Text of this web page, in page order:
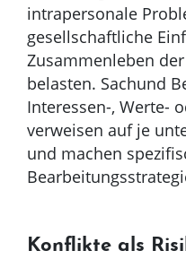
intrapersonale
gesellschaftliche
Zusammenleben
belasten. Sachund
Interessen-, Werte-
verweisen auf je
und machen
Konflikte als